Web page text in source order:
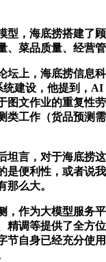
，海底捞搭建了顾
、菜品质量、经营管
上，海底捞信息科
建设，他提到，AI
图文作业的重复性
类工作（货品预测
言，对于海底捞这
是便利性，或者说
那么大。
作为大模型服务平
精调等提供了全方
节自身已经充分使